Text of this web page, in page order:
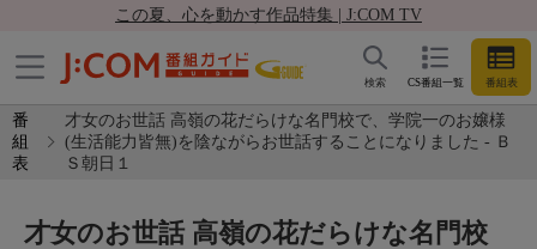
この夏、心を動かす作品特集 | J:COM TV
CS番組一覧 番組表
検索
番
組
表
才女のお世話 高嶺の花だらけな名門校で、学院一のお嬢様
(生活能力皆無)を陰ながらお世話することになりました - Ｂ
Ｓ朝日１
才女のお世話 高嶺の花だらけな名門校